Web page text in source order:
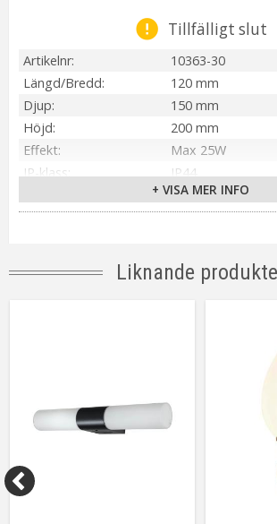
Tillfälligt slut
Artikelnr
10363-30
Längd/Bredd
120 mm
Djup
150 mm
Höjd
200 mm
Effekt
Max 25W
IP-klass
IP44
Antik mässing, Vit
Sockel
G9
Aneta Belysning AB
+ VISA MER INFO
Liknande